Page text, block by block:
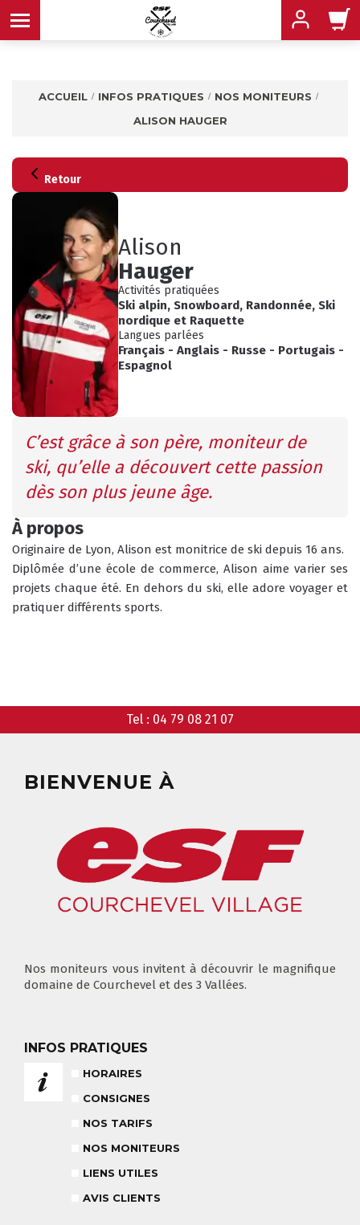
INFOS PRATIQUES
HORAIRES
DU BUREAU ESF
CONSIGNES
NOS TARIFS
POUR CET HIVER
MENU
CONSEILS
QUEL EST MON NIVEAU ?
DÉPART DES COURS
LIEUX DE RASSEMBLEMENTS
CONSEILS POUR VOTRE COURS
CONSEILS AUX PARENTS
MENU
ANIMATIONS
FLÈCHE & CHAMOIS
TOUS LES JOURS
MENU
MENU
COURS COLLECTIFS
RÉSERVER
MENU
COURS PRIVÉS
COURS PRIVÉ JOURNÉE
ACCUEIL INFOS PRATIQUES
NOS MONITEURS
ALISON HAUGER
Retour
Alison
Hauger
Activités pratiquées
Ski alpin,Snowboard, Randonnée,Ski
nordique et Raquette
Langues parlées
Français -Anglais - Russe - Portugais -
Espagnol
C’est grâce à son père, moniteur de
ski, qu’elle a découvert cette passion
dès son plus jeune âge.
À propos
Originaire de Lyon, Alison est monitrice de ski depuis 16 ans.
Diplômée d’une école de commerce, Alison aime varier ses
projets chaque été. En dehors du ski, elle adore voyager et
pratiquer différents sports.
Tel : 04 79 08 21 07
BIENVENUE À
Nos moniteurs vous invitent à découvrir le magnifique
domaine de Courchevel et des 3 Vallées.
INFOS PRATIQUES
HORAIRES
CONSIGNES
NOS TARIFS
NOS MONITEURS
LIENS UTILES
AVIS CLIENTS